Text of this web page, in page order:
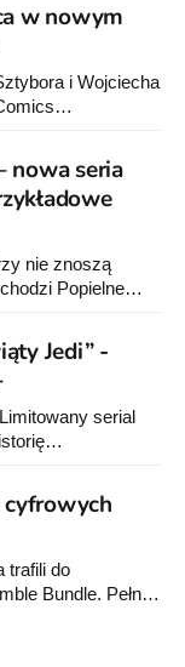
w nowym
i Wojciecha
w 2015 roku.
nowa seria
nie znoszą
Popielne
do sklepów 12
Jedi” -
serial
„Gwiezdne
już dostępnych
cyfrowych
trafili do
Bundle. Pełny